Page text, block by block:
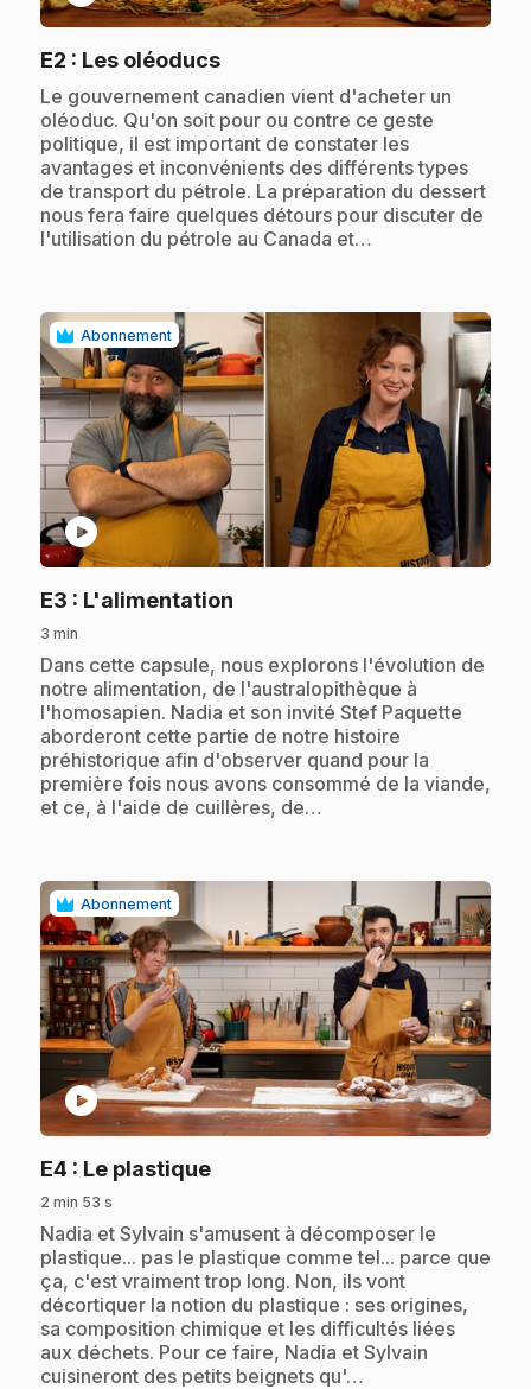
E2 : Les oléoducs.
.Le gouvernement canadien vient d'acheter un
oléoduc. Qu'on soit pour ou contre ce geste
politique, il est important de constater les
avantages et inconvénients des différents types
de transport du pétrole. La préparation du dessert
nous fera faire quelques détours pour discuter de
l'utilisation du pétrole au Canada et…
Abonnement
play_circle
E3 : L'alimentation
3 min
.Dans cette capsule, nous explorons l'évolution de
notre alimentation, de l'australopithèque à
l'homosapien. Nadia et son invité Stef Paquette
aborderont cette partie de notre histoire
préhistorique afin d'observer quand pour la
première fois nous avons consommé de la viande,
et ce, à l'aide de cuillères, de…
Abonnement
play_circle
E4 : Le plastique.
2 min 53 s
.Nadia et Sylvain s'amusent à décomposer le
plastique... pas le plastique comme tel... parce que
ça, c'est vraiment trop long. Non, ils vont
décortiquer la notion du plastique : ses origines,
sa composition chimique et les difficultés liées
aux déchets. Pour ce faire, Nadia et Sylvain
cuisineront des petits beignets qu'…